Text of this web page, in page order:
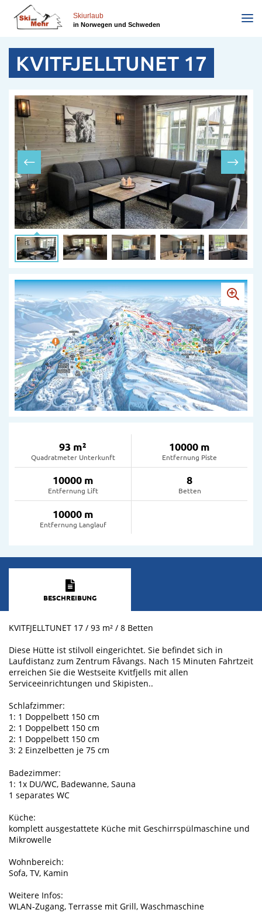
zum
Inhalt
Skiurlaub
in Norwegen und Schweden
KVITFJELLTUNET 17
93 m²
Quadratmeter Unterkunft
10000 m
Entfernung Piste
10000 m
Entfernung Lift
8
Betten
10000 m
Entfernung Langlauf
BESCHREIBUNG
KVITFJELLTUNET 17 / 93 m² / 8 Betten
Diese Hütte ist stilvoll eingerichtet. Sie befindet sich in
Laufdistanz zum Zentrum Fåvangs. Nach 15 Minuten Fahrtzeit
erreichen Sie die Westseite Kvitfjells mit allen
Serviceeinrichtungen und Skipisten..
Schlafzimmer:
1: 1 Doppelbett 150 cm
2: 1 Doppelbett 150 cm
2: 1 Doppelbett 150 cm
3: 2 Einzelbetten je 75 cm
Badezimmer:
1: 1x DU/WC, Badewanne, Sauna
1 separates WC
Küche:
komplett ausgestattete Küche mit Geschirrspülmaschine und
Mikrowelle
Wohnbereich:
Sofa, TV, Kamin
Weitere Infos:
WLAN-Zugang, Terrasse mit Grill, Waschmaschine